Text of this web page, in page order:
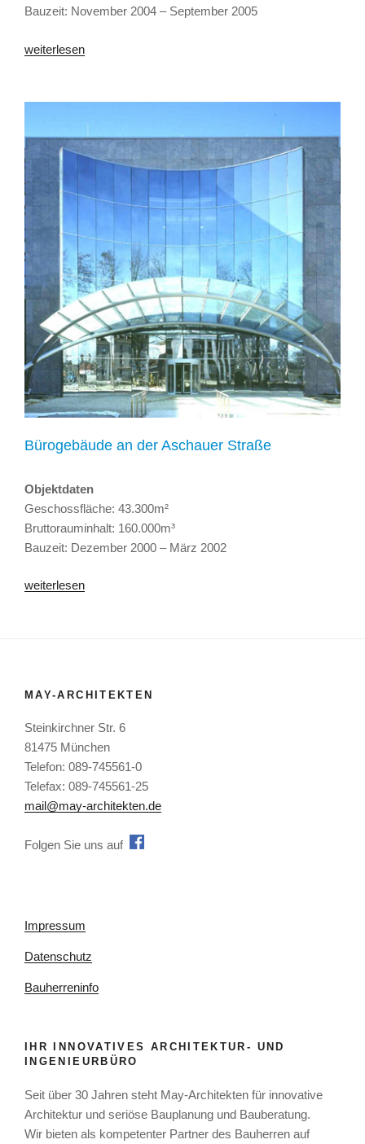
Bauzeit: November 2004 – September 2005
„Bau-
weiterlesen
Bürogebäude an der Aschauer Straße
Objektdaten
Geschossfläche: 43.300m²
Bruttorauminhalt: 160.000m³
Bauzeit: Dezember 2000 – März 2002
„Bürogebäude
weiterlesen
MAY-ARCHITEKTEN
Steinkirchner Str. 6
81475 München
Telefon: 089-745561-0
Telefax: 089-745561-25
mail@may-architekten.de
Folgen Sie uns auff
Impressum
Datenschutz
Bauherreninfo
IHR INNOVATIVES ARCHITEKTUR- UND
INGENIEURBÜRO
Seit über 30 Jahren steht May-Architekten für innovative
Architektur und seriöse Bauplanung und Bauberatung.
Wir bieten als kompetenter Partner des Bauherren auf